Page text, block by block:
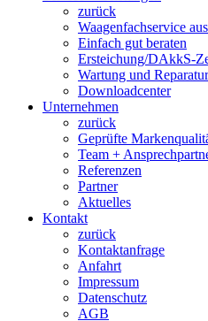
zurück
Waagenfachservice
Einfach gut beraten
Ersteichung/DAkkS-
Wartung und
Downloadcenter
Unternehmen
zurück
Geprüfte
Team +
Referenzen
Partner
Aktuelles
Kontakt
zurück
Kontaktanfrage
Anfahrt
Impressum
Datenschutz
AGB